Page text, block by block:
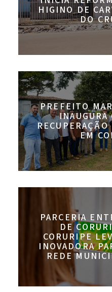
HIGINO DE
DO
PREFEITO
EM
PARCERIA
DE
CORURIPE
INOVADORA
REDE